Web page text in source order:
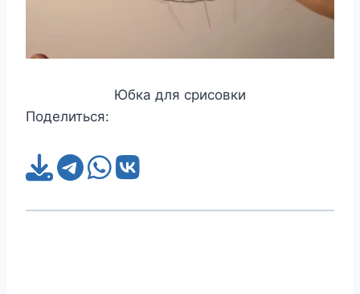
Юбка для срисовки
Поделиться: